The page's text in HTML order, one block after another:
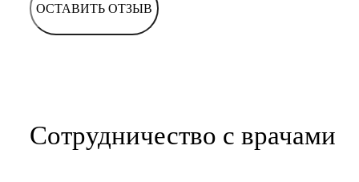
ОСТАВИТЬ ОТЗЫВ
Сотрудничество с врачами